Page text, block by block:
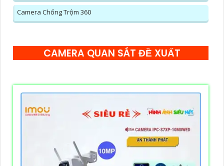
Camera Chống Trộm 360
CAMERA QUAN SÁT ĐỀ XUẤT